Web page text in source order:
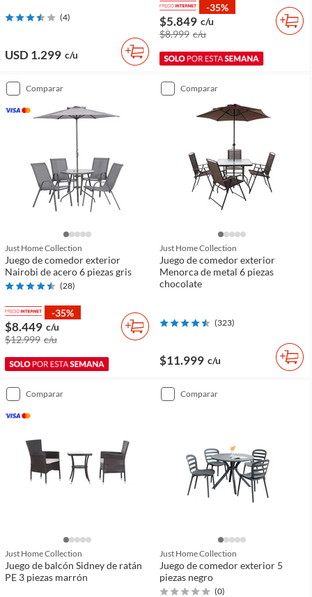
(4)
USD 1.299 c/u
-35%
$5.849 c/u
$8.999 c/u
comparar
Just Home Collection
Juego de comedor exterior
Nairobi de acero 6 piezas gris
(28)
-35%
$8.449 c/u
$12.999 c/u
comparar
Just Home Collection
Juego de comedor exterior
Menorca de metal 6 piezas
chocolate
(323)
$11.999 c/u
comparar
Just Home Collection
Juego de balcón Sidney de ratán
PE 3 piezas marrón
comparar
Just Home Collection
Juego de comedor exterior 5
piezas negro
(0)